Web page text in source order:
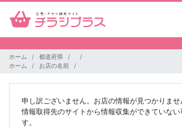
ホーム
都道府県
ホーム
お店の名前
申し訳ございません。お店の情報が見つかりませ
情報取得先のサイトから情報収集ができていない
す。